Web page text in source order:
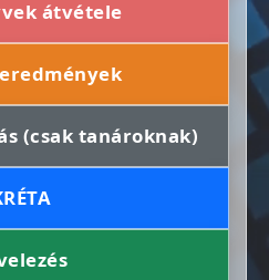
átvétele
(csak tanároknak)